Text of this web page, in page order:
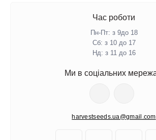
Час роботи
Пн-Пт: з 9до 18
Сб: з 10 до 17
Нд: з 11 до 16
Ми в соціальних
harvestseeds.ua@gmail.com